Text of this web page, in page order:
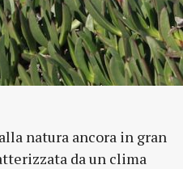
natura ancora in gran
da un clima